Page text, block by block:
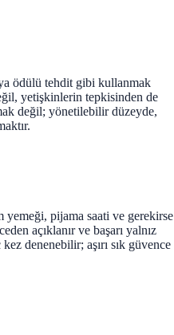
ödülü tehdit gibi kullanmak
yetişkinlerin tepkisinden de
değil; yönetilebilir düzeyde,
yemeği, pijama saati ve gerekirse
açıklanır ve başarı yalnız
denenebilir; aşırı sık güvence